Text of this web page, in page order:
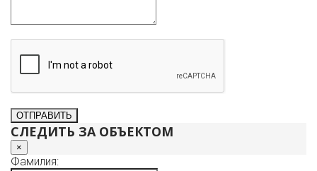
СЛЕДИТЬ ЗА ОБЪЕКТОМ
×
Фамилия: